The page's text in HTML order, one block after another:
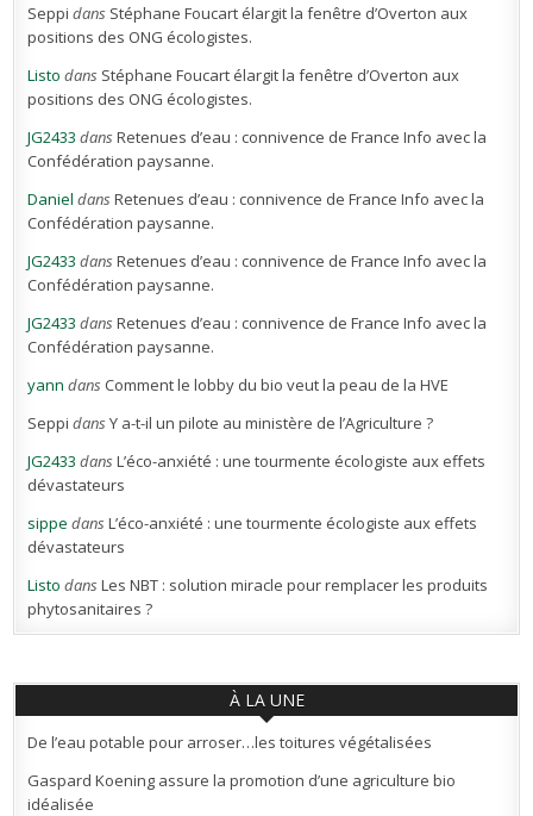
Seppi dans Stéphane Foucart élargit la fenêtre d’Overton aux
positions des ONG écologistes.
Listo dans Stéphane Foucart élargit la fenêtre d’Overton aux
positions des ONG écologistes.
JG2433 dansRetenues d’eau : connivence de France Info avec la
Confédération paysanne.
Daniel dansRetenues d’eau : connivence de France Info avec la
Confédération paysanne.
JG2433 dansRetenues d’eau : connivence de France Info avec la
Confédération paysanne.
JG2433 dansRetenues d’eau : connivence de France Info avec la
Confédération paysanne.
yann dans Comment le lobby du bio veut la peau de la HVE
Seppi dansY a-t-il un pilote au ministère de l’Agriculture ?
JG2433 dansL’éco-anxiété : une tourmente écologiste aux effets
dévastateurs
sippe dansL’éco-anxiété : une tourmente écologiste aux effets
dévastateurs
Listo dansLes NBT : solution miracle pour remplacer les produits
phytosanitaires ?
À LA UNE
De l’eau potable pour arroser…les toitures végétalisées
Gaspard Koening assure la promotion d’une agriculture bio
idéalisée